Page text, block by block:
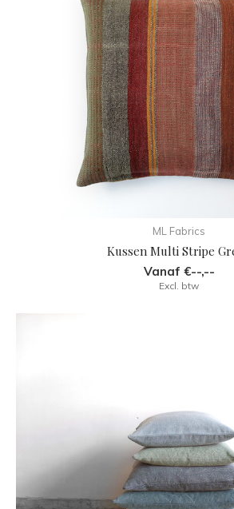
ML Fabrics
Kussen Multi Stripe
Vanaf €--,--
Excl. btw